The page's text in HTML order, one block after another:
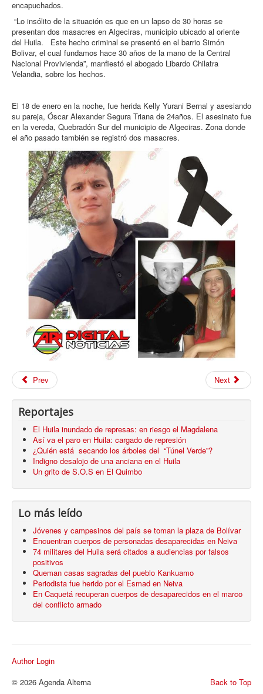
encapuchados.
“Lo insólito de la situación es que en un lapso de 30 horas se
presentan dos masacres en Algeciras, municipio ubicado al oriente
del Huila. Este hecho criminal se presentó en el barrio Simón
Bolivar, el cual fundamos hace 30 años de la mano de la Central
Nacional Provivienda”, manfiestó el abogado Libardo Chilatra
Velandia, sobre los hechos.
El 18 de enero en la noche, fue herida Kelly Yurani Bernal y asesiando
su pareja, Óscar Alexander Segura Triana de 24años. El asesinato fue
en la vereda, Quebradón Sur del municipio de Algeciras. Zona donde
el año pasado también se registró dos masacres.
Prev Next
Reportajes
El Huila inundado de represas: en riesgo el Magdalena
Así va el paro en Huila: cargado de represión
¿Quién está secando los árboles del “Túnel Verde”?
Indigno desalojo de una anciana en el Huila
Un grito de S.O.S en El Quimbo
Lo más leído
Jóvenes y campesinos del país se toman la plaza de Bolívar
Encuentran cuerpos de personadas desaparecidas en Neiva
74 militares del Huila será citados a audiencias por falsos
positivos
Queman casas sagradas del pueblo Kankuamo
Periodista fue herido por el Esmad en Neiva
En Caquetá recuperan cuerpos de desaparecidos en el marco
del conflicto armado
Author Login
Back to Top
© 2026 Agenda Alterna